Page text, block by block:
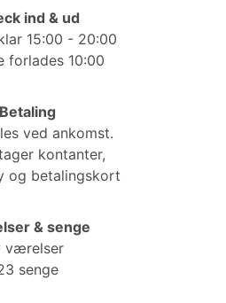
ind & ud
15:00 - 20:00
forlades 10:00
Betaling
ved ankomst.
kontanter,
og betalingskort
& senge
værelser
senge